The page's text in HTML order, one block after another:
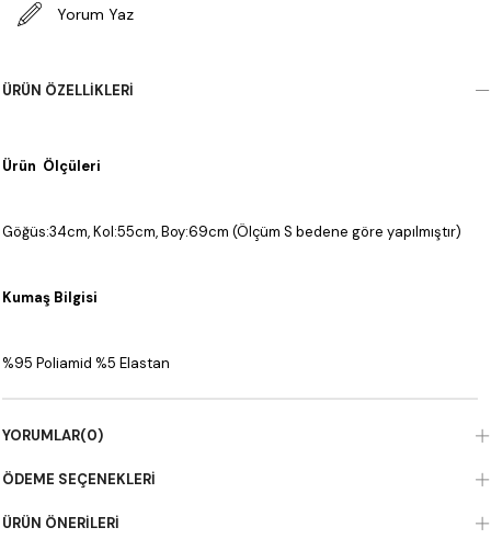
Yorum Yaz
ÜRÜN ÖZELLIKLERI
Ürün Ölçüleri
Göğüs:34cm, Kol:55cm, Boy:69cm (Ölçüm S bedene göre yapılmıştır)
Kumaş Bilgisi
%95 Poliamid %5 Elastan
YORUMLAR(0)
ÖDEME SEÇENEKLERI
ÜRÜN ÖNERILERI